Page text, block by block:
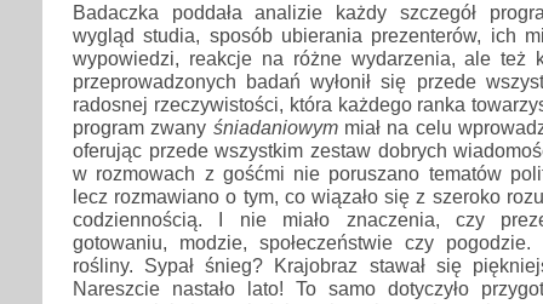
Badaczka poddała analizie każdy szczegół
wygląd studia, sposób ubierania prezenterów, ich
wypowiedzi, reakcje na różne wydarzenia, ale też
przeprowadzonych badań wyłonił się przede
radosnej rzeczywistości, która każdego ranka
program zwany śniadaniowymmiał na celu
oferując przede wszystkim zestaw dobrych
w rozmowach z gośćmi nie poruszano tematów
lecz rozmawiano o tym, co wiązało się z szeroko
codziennością. I nie miało znaczenia, czy
gotowaniu, modzie, społeczeństwie czy pogodzie.
rośliny. Sypał śnieg? Krajobraz stawał się
Nareszcie nastało lato! To samo dotyczyło